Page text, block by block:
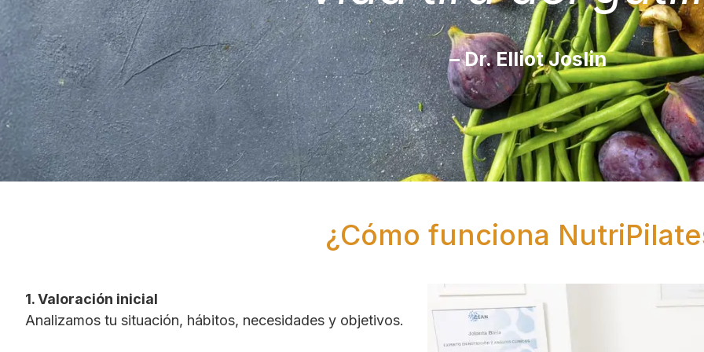
– Dr. Elliot Joslin
¿Cómo funciona
1. Valoración inicial
Analizamos tu situación, hábitos, necesidades y objetivos.